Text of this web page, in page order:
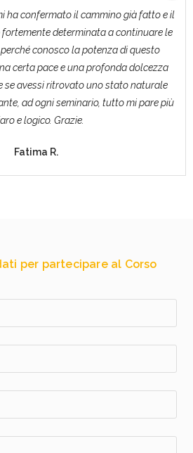
ha confermato il cammino già fatto e il
determinata a continuare le
conosco la potenza di questo
certa pace e una profonda dolcezza
se avessi ritrovato uno stato naturale
ad ogni seminario, tutto mi pare più
e logico. Grazie.
Fatima R.
per partecipare al Corso